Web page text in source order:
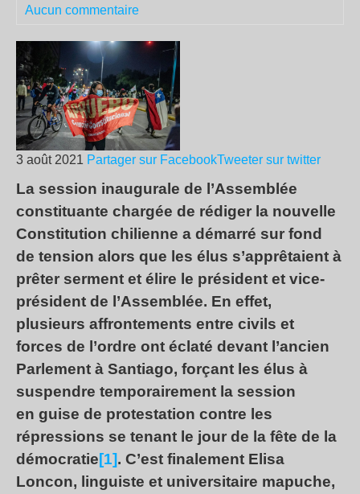
Aucun commentaire
3 août 2021 Partager sur FacebookTweeter sur twitter
La session inaugurale de l’Assemblée
constituante chargée de rédiger la nouvelle
Constitution chilienne a démarré sur fond
de tension alors que les élus s’apprêtaient à
prêter serment et élire le président et vice-
président de l’Assemblée. En effet,
plusieurs affrontements entre civils et
forces de l’ordre ont éclaté devant l’ancien
Parlement à Santiago, forçant les élus à
suspendre temporairement la session
en guise de protestation contre les
répressions se tenant le jour de la fête de la
démocratie[1]. C’est finalement Elisa
Loncon, linguiste et universitaire mapuche,